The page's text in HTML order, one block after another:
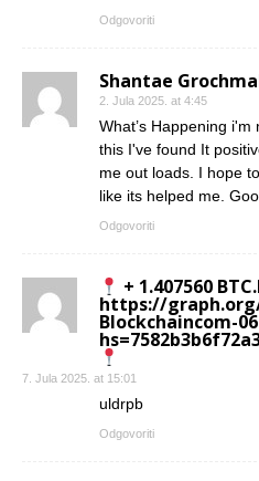
Odgovoriti
Shantae
2. Jula 2025. at 4:45
What’s Happening
this I've found It
me out loads. I hope
like its helped me.
Odgovoriti
+ 1.407560
https://
Blockchaincom-
7. Jula 2025. at 15:01
uldrpb
Odgovoriti